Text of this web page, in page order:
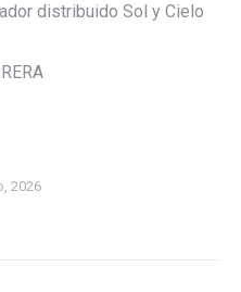
distribuido Sol y Cielo
2026